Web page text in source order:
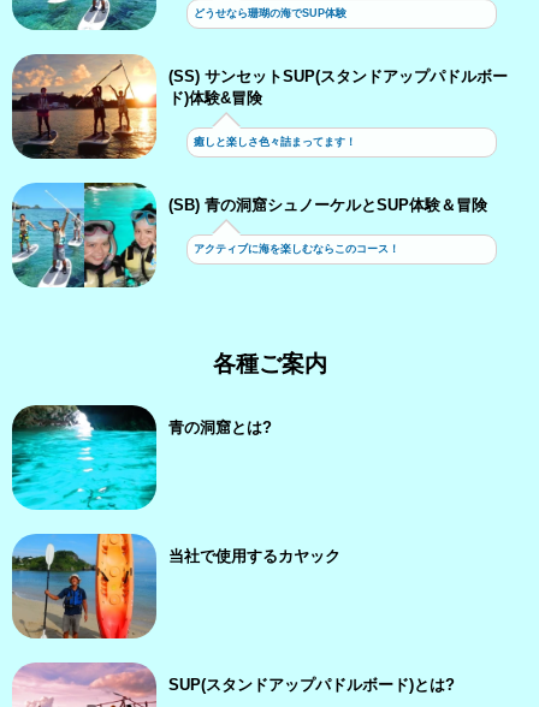
どうせなら珊瑚の海でSUP体験
(SS) サンセットSUP(スタンドアップパドルボー
ド)体験&冒険
癒しと楽しさ色々詰まってます！
(SB) 青の洞窟シュノーケルとSUP体験＆冒険
アクティブに海を楽しむならこのコース！
各種ご案内
青の洞窟とは?
当社で使用するカヤック
SUP(スタンドアップパドルボード)とは?